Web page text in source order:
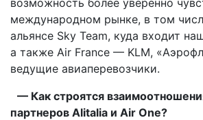
международном рынке, в том
альянсе Sky Team, куда входит
а также Air France — KLM,
ведущие авиаперевозчики.
— Как строятся
партнеров Alitalia и Air One?